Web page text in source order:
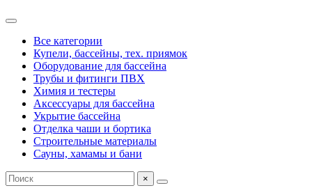
Все категории
Купели, бассейны, тех. приямок
Оборудование для бассейна
Трубы и фитинги ПВХ
Химия и тестеры
Аксессуары для бассейна
Укрытие бассейна
Отделка чаши и бортика
Строительные материалы
Сауны, хамамы и бани
×